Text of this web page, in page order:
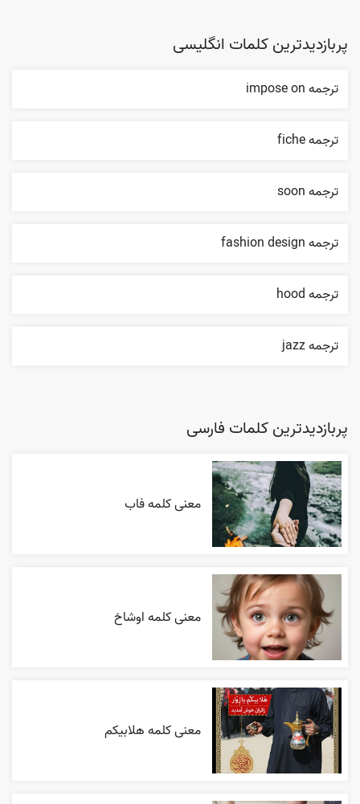
پربازدیدترین کلمات انگلیسی
ترجمه impose on
ترجمه fiche
ترجمه soon
ترجمه fashion design
ترجمه hood
ترجمه jazz
پربازدیدترین کلمات فارسی
معنی کلمه فاب
معنی کلمه اوشاخ
معنی کلمه هلابیکم